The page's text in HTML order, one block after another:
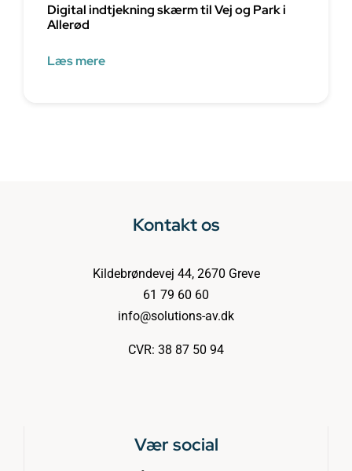
Digital indtjekning skærm til Vej og Park i
Allerød
Læs mere
Kontakt os
Kildebrøndevej 44, 2670 Greve
61 79 60 60
info@solutions-av.dk
CVR: 38 87 50 94
Vær social